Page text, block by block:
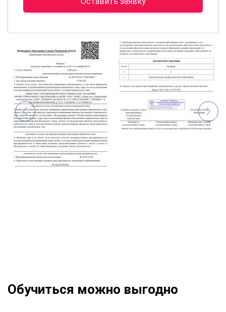
Обучиться можно выгодно